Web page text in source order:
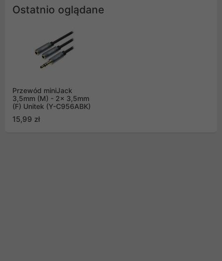
Ostatnio oglądane
Przewód miniJack
3,5mm (M) - 2x 3,5mm
(F) Unitek (Y-C956ABK)
15,99 zł